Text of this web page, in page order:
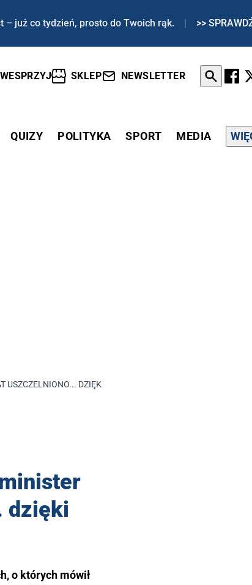
– już co tydzień, prosto do Twoich rąk. | >>
WESPRZYJ SKLEP NEWSLETTER
QUIZY POLITYKA SPORT MEDIA
USZCZELNIONO... DZIĘKI RZĄDOWI PO-PSL!
dzięki
o których mówił